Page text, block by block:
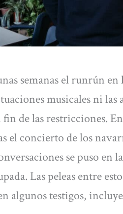
semanas el runrún
musicales ni
de las restricciones.
el concierto de los
se puso en
Las peleas entre
algunos testigos,